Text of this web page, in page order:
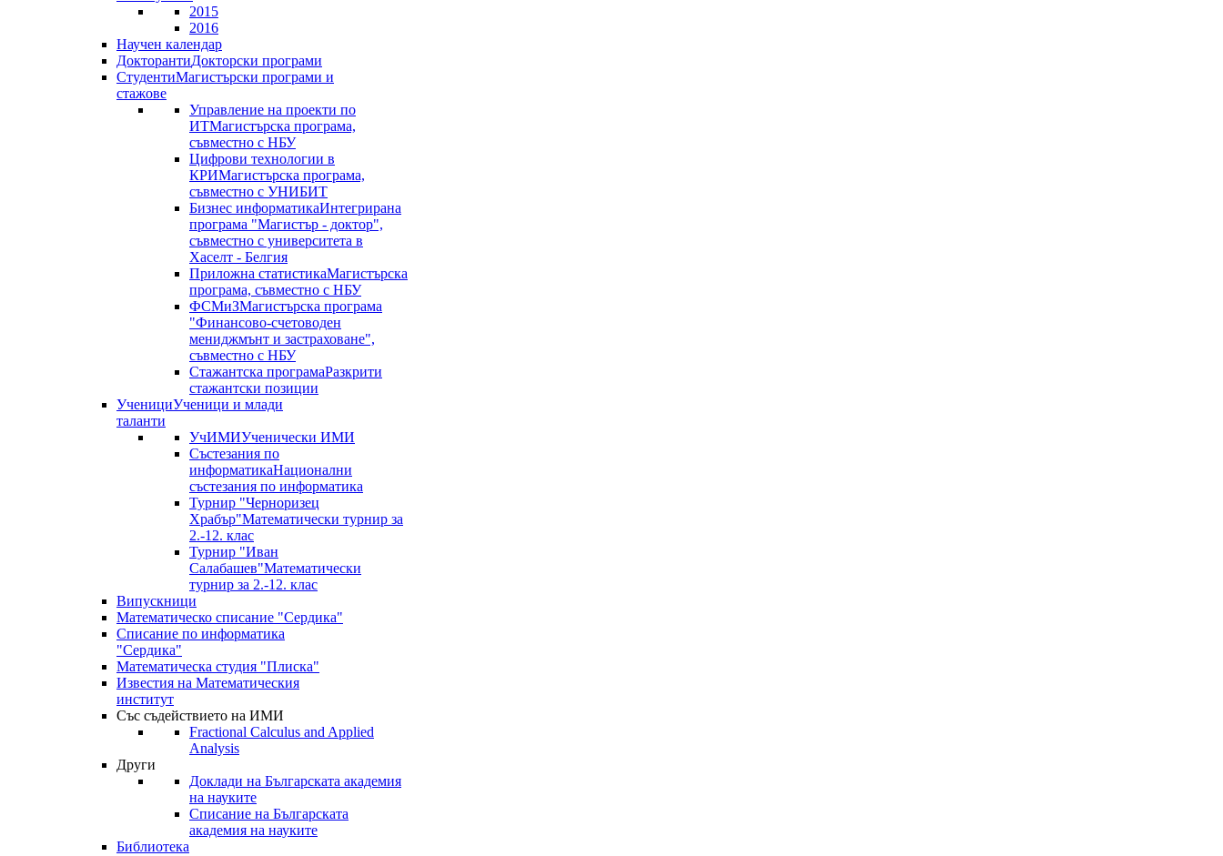
2015
2016
Научен календар
ДокторантиДокторски програми
СтудентиМагистърски програми и
стажове
Управление на проекти по
ИТМагистърска програма,
съвместно с НБУ
Цифрови технологии в
КРИМагистърска програма,
съвместно с УНИБИТ
Бизнес информатикаИнтегрирана
програма "Магистър - доктор",
съвместно с университета в
Хаселт - Белгия
Приложна статистикаМагистърска
програма, съвместно с НБУ
ФСМиЗМагистърска програма
"Финансово-счетоводен
мениджмънт и застраховане",
съвместно с НБУ
Стажантска програмаРазкрити
стажантски позиции
УченициУченици и млади
таланти
УчИМИУченически ИМИ
Състезания по
информатикаНационални
състезания по информатика
Турнир "Черноризец
Храбър"Математически турнир за
2.-12. клас
Турнир "Иван
Салабашев"Математически
турнир за 2.-12. клас
Випускници
Математическо списание "Сердика"
Списание по информатика
"Сердика"
Математическа студия "Плиска"
Известия на Математическия
институт
Със съдействието на ИМИ
Fractional Calculus and Applied
Analysis
Други
Доклади на Българската академия
на науките
Списание на Българската
академия на науките
Библиотека